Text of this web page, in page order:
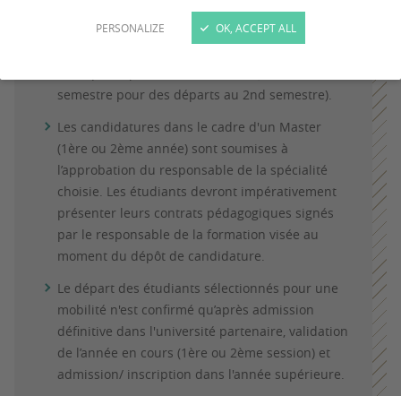
PERSONALIZE OK, ACCEPT ALL
Pour pouvoir candidater, les étudiants doivent
semestre pour des départs au 2nd semestre).
Les candidatures dans le cadre d'un Master
(1ère ou 2ème année) sont soumises à
l’approbation du responsable de la spécialité
choisie. Les étudiants devront impérativement
présenter leurs contrats pédagogiques signés
par le responsable de la formation visée au
moment du dépôt de candidature.
Le départ des étudiants sélectionnés pour une
mobilité n'est confirmé qu’après admission
définitive dans l'université partenaire, validation
de l’année en cours (1ère ou 2ème session) et
admission/ inscription dans l'année supérieure.